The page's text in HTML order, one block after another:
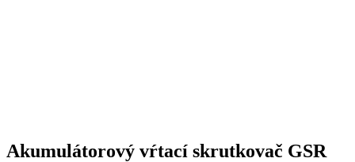
Akumulátorový vŕtací skrutkovač GSR